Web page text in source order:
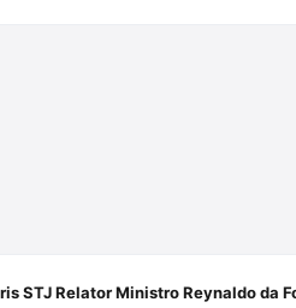
STJ Relator Ministro Reynaldo da